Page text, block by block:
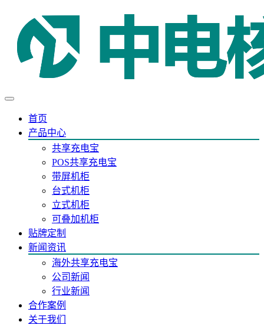
首页
产品中心
共享充电宝
POS共享充电宝
带屏机柜
台式机柜
立式机柜
可叠加机柜
贴牌定制
新闻资讯
海外共享充电宝
公司新闻
行业新闻
合作案例
关于我们